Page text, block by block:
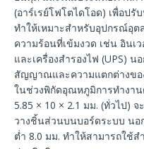
(อาร์เรย์โฟโตไดโอด) เพื่อป
ทำให้เหมาะสำหรับอุปกรณ์อุต
ความร้อนที่เข้มงวด เช่น อินเ
และเครื่องสำรองไฟ (UPS)
สัญญาณและความแตกต่างข
ในช่วงพิกัดอุณหภูมิการทำงาน
5.85 × 10 × 2.1 มม. (ทั่วไป)
วางชิ้นส่วนบนบอร์ดระบบ น
ต่ำ 8.0 มม. ทำให้สามารถใช้